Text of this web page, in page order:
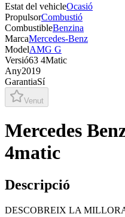
Estat del vehicleOcasió
PropulsorCombustió
CombustibleBenzina
MarcaMercedes-Benz
ModelAMG G
Versió63 4Matic
Any2019
GarantiaSí
Venut
Mercedes
4matic
Descripció
DESCOBREIX LA